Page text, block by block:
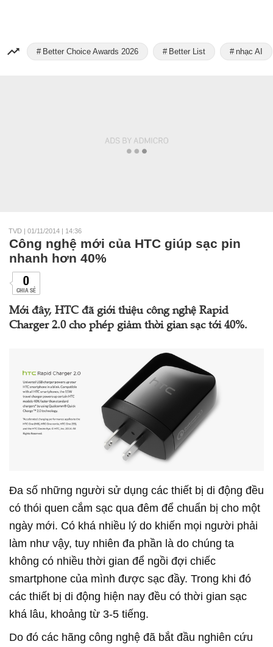
Better Choice Awards 2026 Better List nhạc AI
TVD | 01/11/2014 | 14:36
Công nghệ mới của HTC giúp sạc pin
nhanh hơn 40%
0
CHIA SẺ
Mới đây, HTC đã giới thiệu công nghệ Rapid
Charger 2.0 cho phép giảm thời gian sạc tới 40%.
Đa số những người sử dụng các thiết bị di động đều
có thói quen cắm sạc qua đêm để chuẩn bị cho một
ngày mới. Có khá nhiều lý do khiến mọi người phải
làm như vậy, tuy nhiên đa phần là do chúng ta
không có nhiều thời gian để ngồi đợi chiếc
smartphone của mình được sạc đầy. Trong khi đó
các thiết bị di động hiện nay đều có thời gian sạc
khá lâu, khoảng từ 3-5 tiếng.
Do đó các hãng công nghệ đã bắt đầu nghiên cứu